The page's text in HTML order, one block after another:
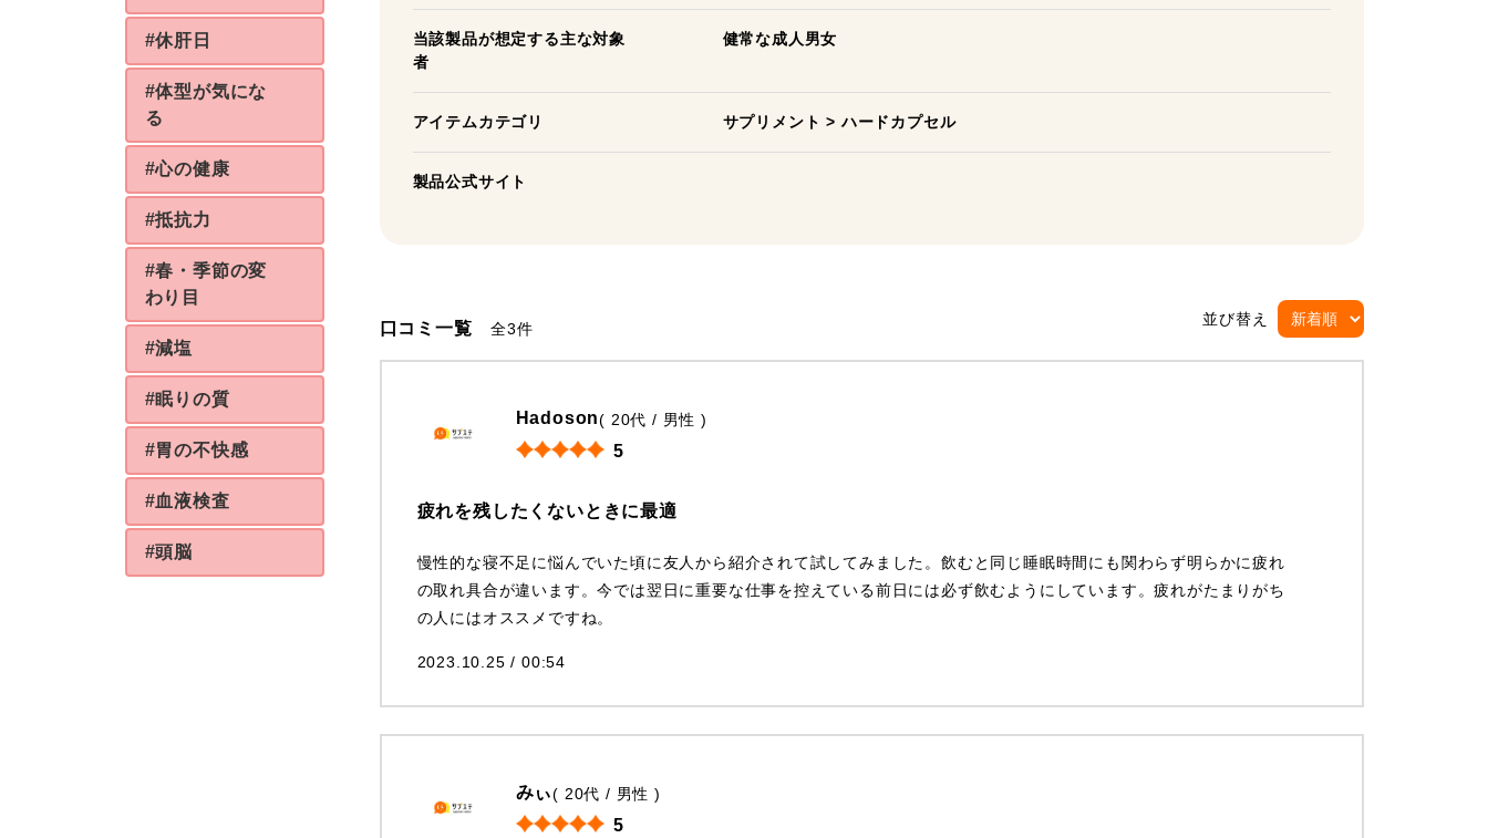
#休肝日
#体型が気にな
る
#心の健康
#抵抗力
#春・季節の変
わり目
#減塩
#眠りの質
#胃の不快感
#血液検査
#頭脳
当該製品が想定する主な対象
者
健常な成人男女
アイテムカテゴリ サプリメント >ハードカプセル
製品公式サイト
口コミ一覧 全3件
並び替え
Hadoson( 20代 / 男性 )
5
疲れを残したくないときに最適
慢性的な寝不足に悩んでいた頃に友人から紹介されて試してみました。飲むと同じ睡眠時間にも関わらず明らかに疲れ
の取れ具合が違います。今では翌日に重要な仕事を控えている前日には必ず飲むようにしています。疲れがたまりがち
の人にはオススメですね。
2023.10.25 / 00:54
みぃ( 20代 / 男性 )
5